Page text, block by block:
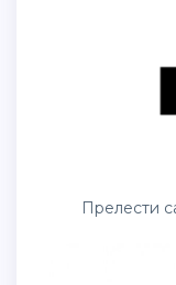
Прелести